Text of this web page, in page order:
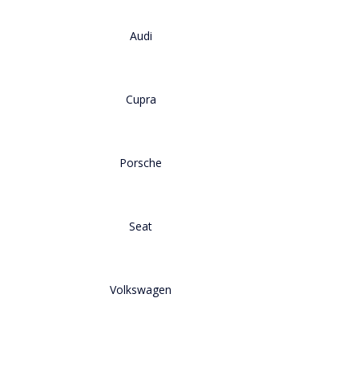
Audi
Cupra
Porsche
Seat
Volkswagen